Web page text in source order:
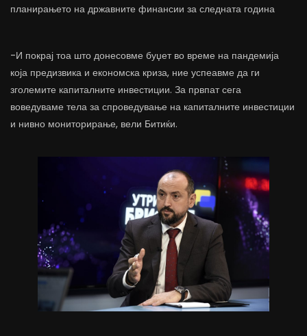
планирањето на државните финансии за следната година
-И покрај тоа што донесовме буџет во време на пандемија
која предизвика и економска криза, ние успеавме да ги
зголемите капиталните инвестиции. За првпат сега
воведуваме тела за спроведување на капиталните инвестиции
и нивно мониторирање, вели Битиќи.